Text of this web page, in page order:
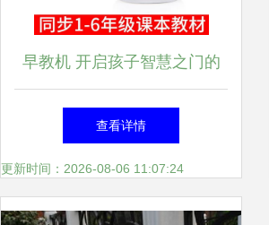
早教机 开启孩子智慧之门的
魔法盒子
查看详情
更新时间：2026-08-06 11:07:24